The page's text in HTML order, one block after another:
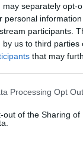
may separately opt-
personal
participants.
by us to third parties
that may
Processing Opt
out of the Sharing of
ωστόσο
Γιάννη
κατάθεση
του Αρείου
ότι ήταν
πως δεν ξέρει
επίσης